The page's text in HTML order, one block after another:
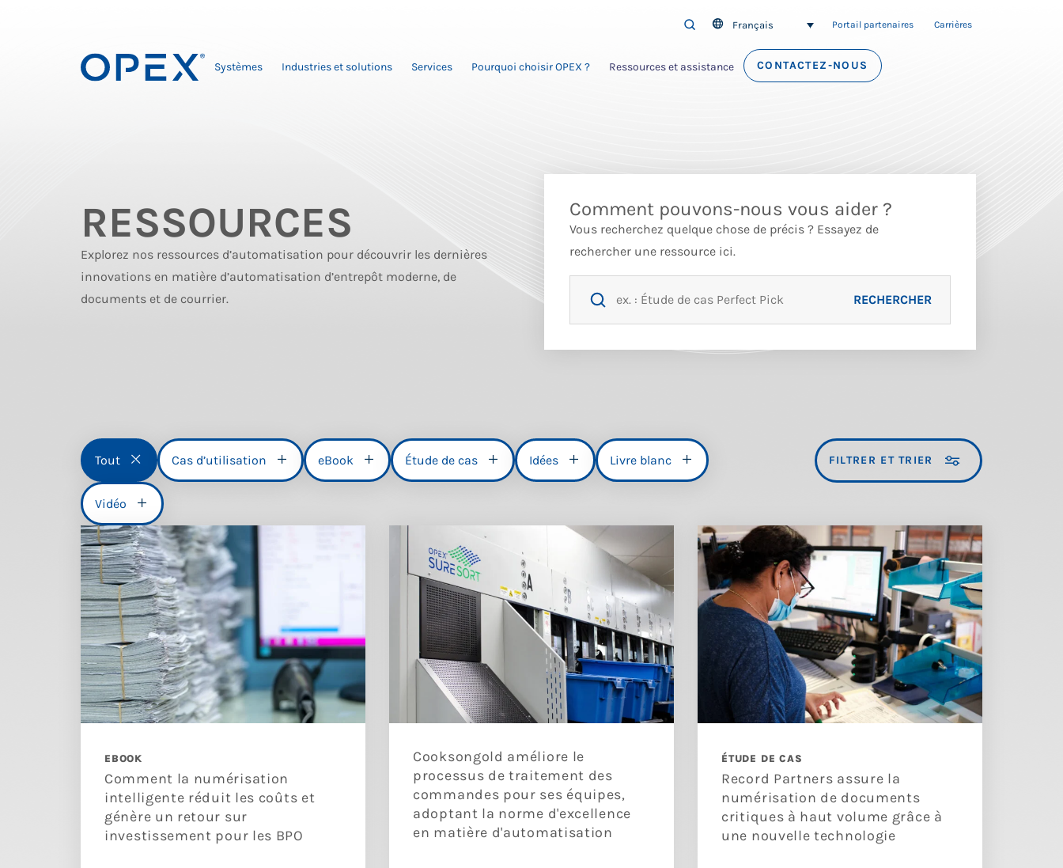
SEARCH
Français Portail partenaires Carrières
Systèmes Industries et solutions Services Pourquoi choisir OPEX ? Ressources et assistance CONTACTEZ-NOUS
RESSOURCES
Explorez nos ressources d’automatisation pour découvrir les dernières
innovations en matière d’automatisation d’entrepôt moderne, de
documents et de courrier.
Comment pouvons-nous vous aider ?
Vous recherchez quelque chose de précis ? Essayez de
rechercher une ressource ici.
RECHERCHER
Tout Cas d’utilisation eBook Étude de cas Idées Livre blanc
Vidéo
FILTRER ET TRIER
EBOOK
Comment la numérisation
intelligente réduit les coûts et
génère un retour sur
investissement pour les BPO
Cooksongold améliore le
processus de traitement des
commandes pour ses équipes,
adoptant la norme d'excellence
en matière d'automatisation
ÉTUDE DE CAS
Record Partners assure la
numérisation de documents
critiques à haut volume grâce à
une nouvelle technologie